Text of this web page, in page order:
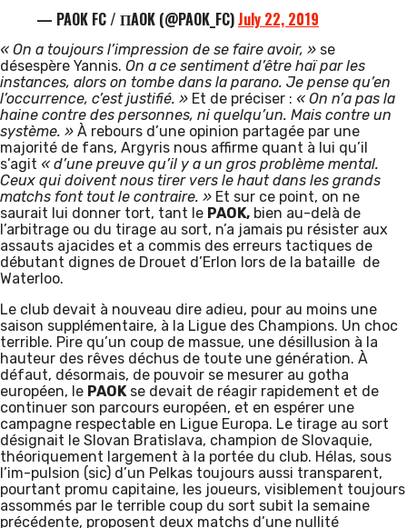
— PAOK FC / ΠAOK (@PAOK_FC)July 22, 2019
« On a toujours l’impression de se faire avoir, » se
désespère Yannis. On a ce sentiment d’être haï par les
instances, alors on tombe dans la parano. Je pense qu’en
l’occurrence, c’est justifié. » Et de préciser : « On n’a pas la
haine contre des personnes, ni quelqu’un. Mais contre un
système. » À rebours d’une opinion partagée par une
majorité de fans, Argyris nous affirme quant à lui qu’il
s’agit « d’une preuve qu’il y a un gros problème mental.
Ceux qui doivent nous tirer vers le haut dans les grands
matchs font tout le contraire. » Et sur ce point, on ne
saurait lui donner tort, tant le PAOK, bien au-delà de
l’arbitrage ou du tirage au sort, n’a jamais pu résister aux
assauts ajacides et a commis des erreurs tactiques de
débutant dignes de Drouet d’Erlon lors de la bataille de
Waterloo.
Le club devait à nouveau dire adieu, pour au moins une
saison supplémentaire, à la Ligue des Champions. Un choc
terrible. Pire qu’un coup de massue, une désillusion à la
hauteur des rêves déchus de toute une génération. À
défaut, désormais, de pouvoir se mesurer au gotha
européen, le PAOK se devait de réagir rapidement et de
continuer son parcours européen, et en espérer une
campagne respectable en Ligue Europa. Le tirage au sort
désignait le Slovan Bratislava, champion de Slovaquie,
théoriquement largement à la portée du club. Hélas, sous
l’im-pulsion (sic) d’un Pelkas toujours aussi transparent,
pourtant promu capitaine, les joueurs, visiblement toujours
assommés par le terrible coup du sort subit la semaine
précédente, proposent deux matchs d’une nullité